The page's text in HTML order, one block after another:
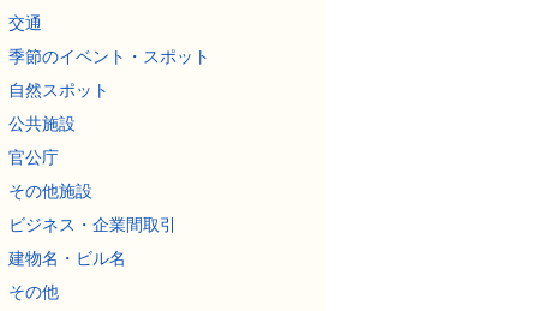
交通
季節のイベント・スポット
自然スポット
公共施設
官公庁
その他施設
ビジネス・企業間取引
建物名・ビル名
その他